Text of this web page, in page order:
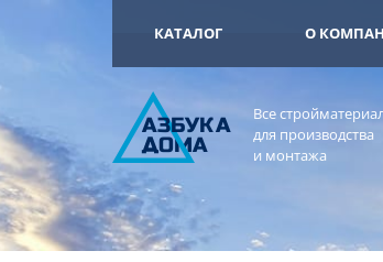
КАТАЛОГ О
ОМА
АЗБУКА
Все
для производства
и монтажа